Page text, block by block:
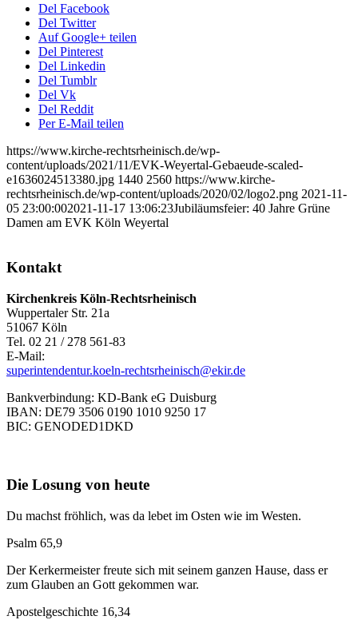
Del Facebook
Del Twitter
Auf Google+ teilen
Del Pinterest
Del Linkedin
Del Tumblr
Del Vk
Del Reddit
Per E-Mail teilen
https://www.kirche-rechtsrheinisch.de/wp-
content/uploads/2021/11/EVK-Weyertal-Gebaeude-scaled-
e1636024513380.jpg 1440 2560 https://www.kirche-
rechtsrheinisch.de/wp-content/uploads/2020/02/logo2.png 2021-11-
05 23:00:002021-11-17 13:06:23Jubiläumsfeier: 40 Jahre Grüne
Damen am EVK Köln Weyertal
Kontakt
Kirchenkreis Köln-Rechtsrheinisch
Wuppertaler Str. 21a
51067 Köln
Tel. 02 21 / 278 561-83
E-Mail:
superintendentur.koeln-rechtsrheinisch@ekir.de
Bankverbindung: KD-Bank eG Duisburg
IBAN: DE79 3506 0190 1010 9250 17
BIC: GENODED1DKD
Die Losung von heute
Du machst fröhlich, was da lebet im Osten wie im Westen.
Psalm 65,9
Der Kerkermeister freute sich mit seinem ganzen Hause, dass er
zum Glauben an Gott gekommen war.
Apostelgeschichte 16,34